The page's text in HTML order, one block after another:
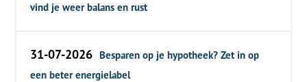
vind je weer balans en rust
31-07-2026 Besparen op je hypotheek? Zet in op
een beter energielabel